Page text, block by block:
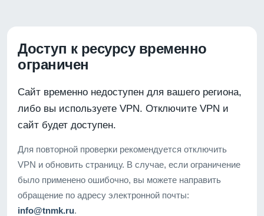
Доступ к ресурсу временно
ограничен
Сайт временно недоступен для вашего региона,
либо вы используете VPN. Отключите VPN и
сайт будет доступен.
Для повторной проверки рекомендуется отключить
VPN и обновить страницу. В случае, если ограничение
было применено ошибочно, вы можете направить
обращение по адресу электронной почты:
info@tnmk.ru.